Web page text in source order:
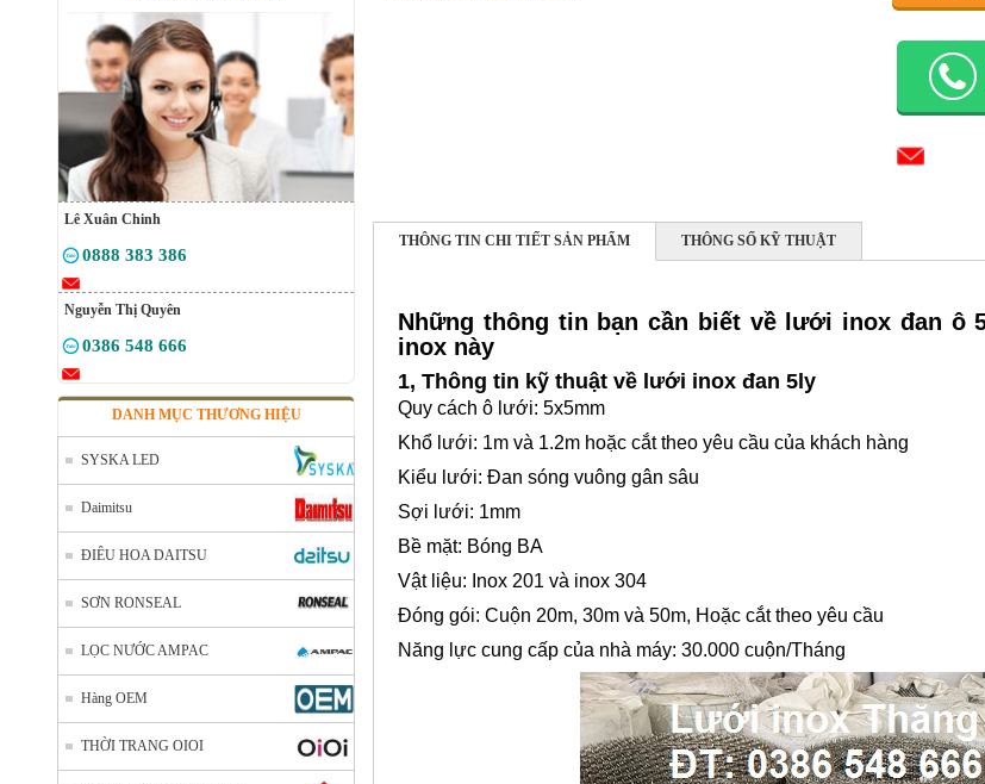
Lê Xuân Chinh
0888 383 386
Nguyễn Thị Quyên
0386 548 666
DANH MỤC THƯƠNG HIỆU
SYSKA LED
Daimitsu
ĐIÊU HOA DAITSU
SƠN RONSEAL
LỌC NƯỚC AMPAC
Hàng OEM
THỜI TRANG OIOI
THÔNG TIN CHI TIẾT SẢN PHẨM THÔNG SỐ KỸ THUẬT
Những thông tin bạn cần biết về lưới inox đan
inox này
1, Thông tin kỹ thuật về lưới inox đan 5ly
Quy cách ô lưới: 5x5mm
Khổ lưới: 1m và 1.2m hoặc cắt theo yêu cầu của khách hàng
Kiểu lưới: Đan sóng vuông gân sâu
Sợi lưới: 1mm
Bề mặt: Bóng BA
Vật liệu: Inox 201 và inox 304
Đóng gói: Cuộn 20m, 30m và 50m, Hoặc cắt theo yêu cầu
Năng lực cung cấp của nhà máy: 30.000 cuộn/Tháng